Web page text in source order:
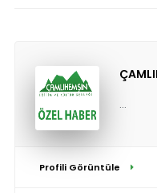
...
Profili Görüntüle